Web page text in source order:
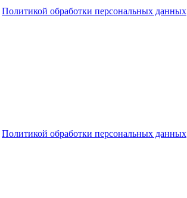
Политикой обработки персональных данных
Политикой обработки персональных данных